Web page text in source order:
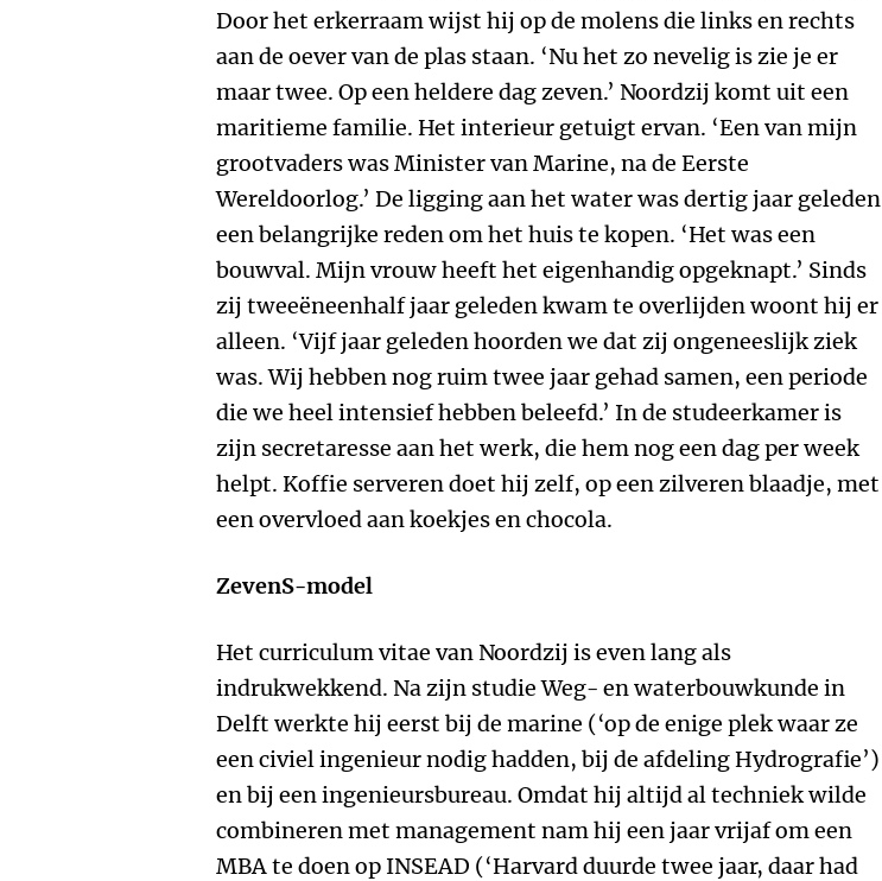
Door het erkerraam wijst hij op de molens die links en rechts
aan de oever van de plas staan. ‘Nu het zo nevelig is zie je er
maar twee. Op een heldere dag zeven.’ Noordzij komt uit een
maritieme familie. Het interieur getuigt ervan. ‘Een van mijn
grootvaders was Minister van Marine, na de Eerste
Wereldoorlog.’ De ligging aan het water was dertig jaar geleden
een belangrijke reden om het huis te kopen. ‘Het was een
bouwval. Mijn vrouw heeft het eigenhandig opgeknapt.’ Sinds
zij tweeëneenhalf jaar geleden kwam te overlijden woont hij er
alleen. ‘Vijf jaar geleden hoorden we dat zij ongeneeslijk ziek
was. Wij hebben nog ruim twee jaar gehad samen, een periode
die we heel intensief hebben beleefd.’ In de studeerkamer is
zijn secretaresse aan het werk, die hem nog een dag per week
helpt. Koffie serveren doet hij zelf, op een zilveren blaadje, met
een overvloed aan koekjes en chocola.
ZevenS-model
Het curriculum vitae van Noordzij is even lang als
indrukwekkend. Na zijn studie Weg- en waterbouwkunde in
Delft werkte hij eerst bij de marine (‘op de enige plek waar ze
een civiel ingenieur nodig hadden, bij de afdeling Hydrografie’)
en bij een ingenieursbureau. Omdat hij altijd al techniek wilde
combineren met management nam hij een jaar vrijaf om een
MBA te doen op INSEAD (‘Harvard duurde twee jaar, daar had